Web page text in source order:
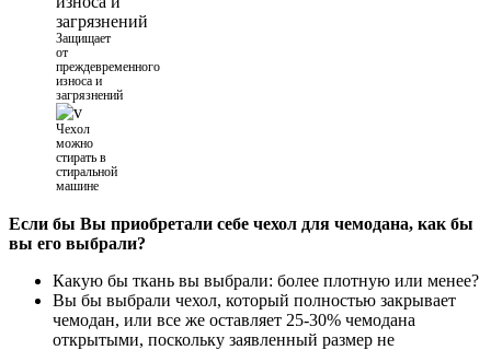
Защищает
от
преждевременного
износа и
загрязнений
Чехол
можно
стирать в
стиральной
машине
Если бы Вы приобретали себе чехол для чемодана, как бы
вы его выбрали?
Какую бы ткань вы выбрали: более плотную или менее?
Вы бы выбрали чехол, который полностью закрывает
чемодан, или все же оставляет 25-30% чемодана
открытыми, поскольку заявленный размер не